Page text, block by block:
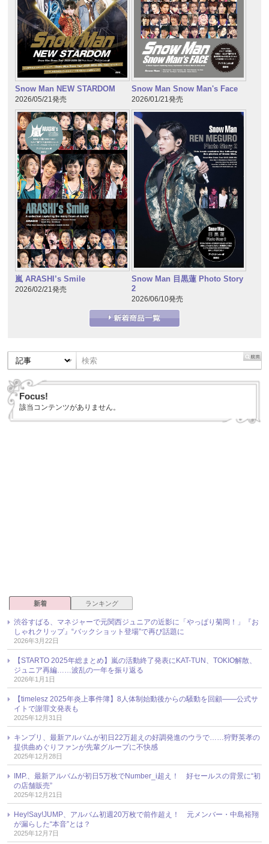
Snow Man NEW STARDOM
2026/05/21発売
Snow Man Snow Man's Face
2026/01/21発売
嵐 ARASHI’s Smile
2026/02/21発売
Snow Man 目黒蓮 Photo Story
2
2026/06/10発売
Focus!
該当コンテンツがありません。
新着 ランキング
渋谷すばる、マネジャーで元関西ジュニアの近影に「やっぱり菊岡！」『お
しゃれクリップ』“バックショット登場”で再び話題に
2026年3月22日
【STARTO 2025年総まとめ】嵐の活動終了発表にKAT-TUN、TOKIO解散、
ジュニア再編……波乱の一年を振り返る
2026年1月1日
【timelesz 2025年炎上事件簿】8人体制始動後からの騒動を回顧――公式サ
イトで謝罪文発表も
2025年12月31日
キンプリ、最新アルバムが初日22万超えの好調発進のウラで……狩野英孝の
提供曲めぐりファンが先輩グループに不快感
2025年12月28日
IMP.、最新アルバムが初日5万枚でNumber_i超え！ 好セールスの背景に“初
の店舗販売”
2025年12月21日
Hey!Say!JUMP、アルバム初週20万枚で前作超え！ 元メンバー・中島裕翔
が漏らした“本音”とは？
2025年12月7日